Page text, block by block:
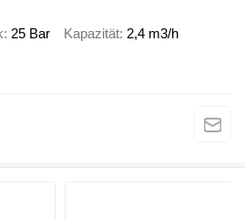
25 Bar Kapazität 2,4 m3/h